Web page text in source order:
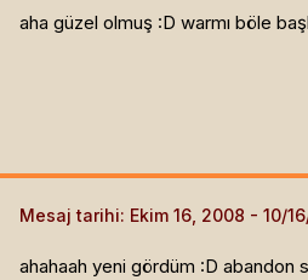
aha güzel olmuş :D warmı böle
Mesaj tarihi: Ekim 16, 2008
ahahaah yeni gördüm :D abandon